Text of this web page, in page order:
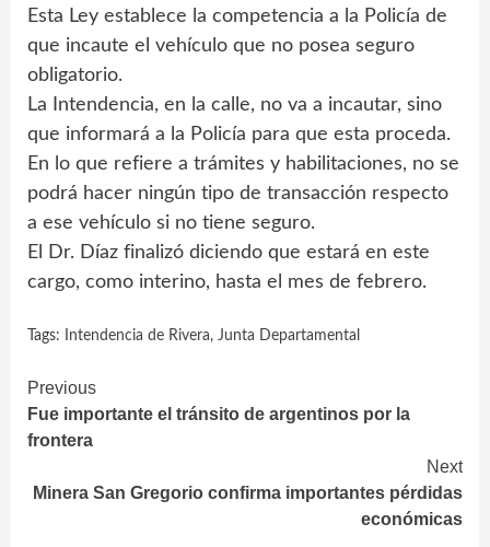
Esta Ley establece la competencia a la Policía de
que incaute el vehículo que no posea seguro
obligatorio.
La Intendencia, en la calle, no va a incautar, sino
que informará a la Policía para que esta proceda.
En lo que refiere a trámites y habilitaciones, no se
podrá hacer ningún tipo de transacción respecto
a ese vehículo si no tiene seguro.
El Dr. Díaz finalizó diciendo que estará en este
cargo, como interino, hasta el mes de febrero.
Tags: Intendencia de Rivera, Junta Departamental
Continue
Reading
Previous
Fue importante el tránsito de argentinos por la
frontera
Next
Minera San Gregorio confirma importantes pérdidas
económicas